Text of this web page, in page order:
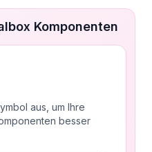
Komponenten
aus, um Ihre
besser